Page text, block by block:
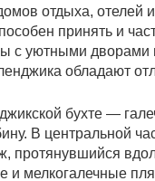
отдыха, отелей
принять и
с уютными
обладают
бухте —
В центральной
протянувшийся
и мелкогалечные